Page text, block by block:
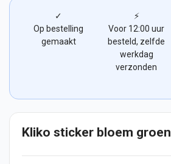
✓
Op bestelling
gemaakt
⚡
Voor 12:00 uur
besteld, zelfde
werkdag
verzonden
Kliko sticker bloem groen